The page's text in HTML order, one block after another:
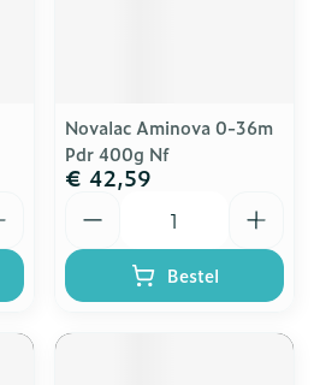
Novalac Aminova 0-36m
Pdr 400g Nf
€ 42,59
Bestel